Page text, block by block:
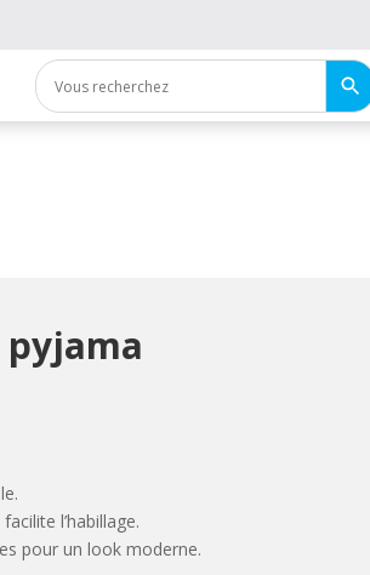
pyjama
l’habillage.
pour un look moderne.